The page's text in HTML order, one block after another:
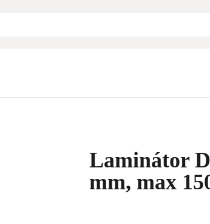
Laminátor
mm, max